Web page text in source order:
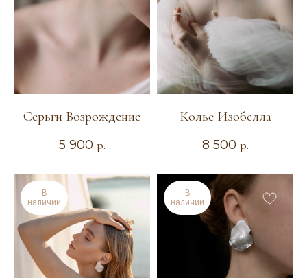
Серьги Возрождение
5 900 р.
Колье Изобелла
8 500 р.
В
наличии
В
наличии
Оставить заявку
любую идею! Опишите своё идеальное
украшение и оставьте свои контактные данные.
Я свяжусь с вами для уточнения деталей.